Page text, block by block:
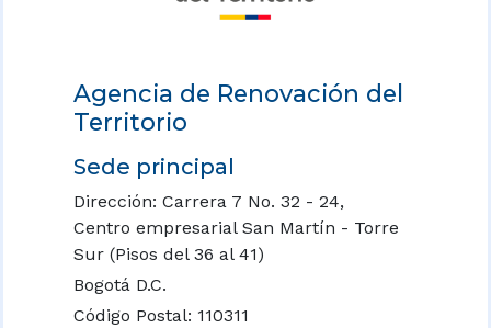
Agencia de Renovación del
Territorio
Sede principal
Dirección: Carrera 7 No. 32 - 24,
Centro empresarial San Martín - Torre
Sur (Pisos del 36 al 41)
Bogotá D.C.
Código Postal: 110311